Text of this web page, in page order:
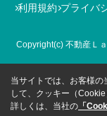
利用規約 プライバ
Copyright(c) 不動産Ｌ
当サイトでは、お客様の
して、クッキー（Cookie
詳しくは、当社の 「